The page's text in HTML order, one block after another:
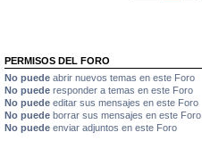
PERMISOS DEL FORO
No puede abrir nuevos temas en este Foro
No puede responder a temas en este Foro
No puede editar sus mensajes en este Foro
No puede borrar sus mensajes en este Foro
No puede enviar adjuntos en este Foro